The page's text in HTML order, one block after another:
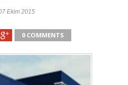
Ekim 2015
0 COMMENTS